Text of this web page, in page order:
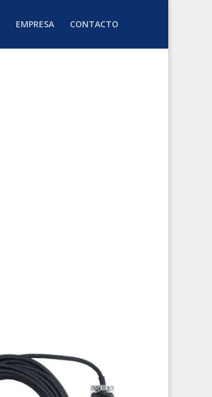
EMPRESA CONTACTO